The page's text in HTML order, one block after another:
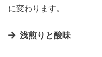
に変わります。
浅煎りと酸味